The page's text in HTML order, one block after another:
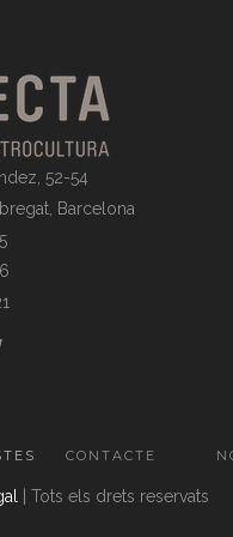
52-54
Barcelona
CONTACTE
| Tots els drets reservats